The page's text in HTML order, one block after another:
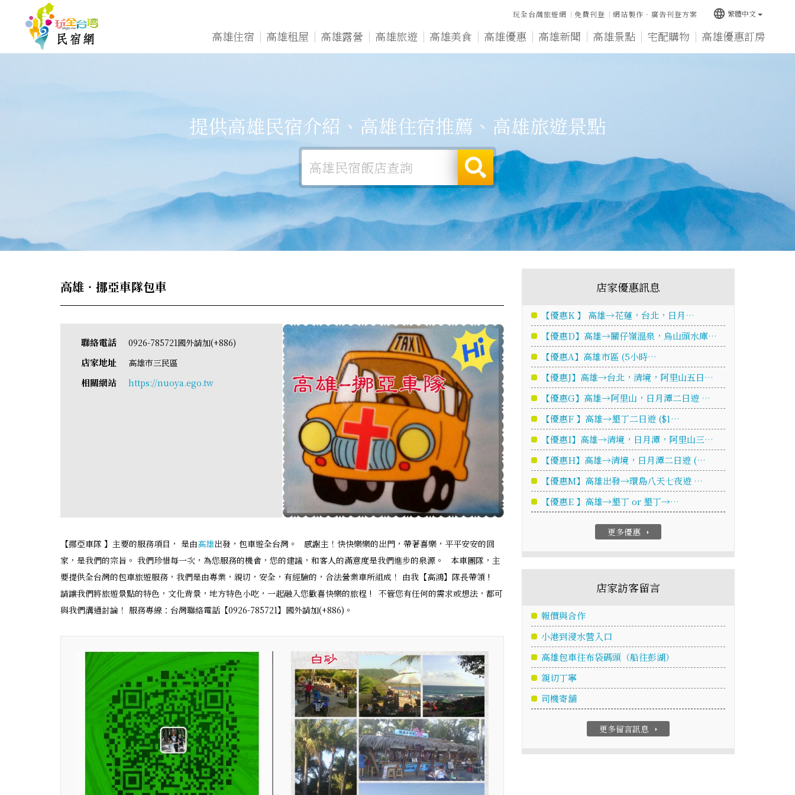
高雄住宿 高雄租屋 高雄露營 高雄旅遊 高雄美食 高雄優惠 高雄新聞 高雄景點 宅配購物 高雄優惠訂房
玩全台灣旅遊網 免費刊登 網站製作‧廣告刊登方案 language 繁體中文
提供高雄民宿介紹、高雄住宿推薦、高雄旅遊景點
高雄‧挪亞車隊包車
聯絡電話 0926-785721國外請加(+886)
店家地址 高雄市三民區
相關網站 https://nuoya.ego.tw
【挪亞車隊 】主要的服務項目， 是由高雄出發，包車遊全台灣。 感謝主！快快樂樂的出門，帶著喜樂，平平安安的回
家，是我們的宗旨。 我們珍惜每一次，為您服務的機會，您的建議，和客人的滿意度是我們進步的泉源。 本車團隊，主
要提供全台灣的包車旅遊服務，我們是由專業，親切，安全，有經驗的，合法營業車所組成！ 由我【高鴻】隊長帶領 !
請讓我們將旅遊景點的特色，文化背景，地方特色小吃，一起融入您歡喜快樂的旅程 ! 不管您有任何的需求或想法，都可
與我們溝通討論！ 服務專線：台灣聯絡電話【0926-785721】國外請加(+886)。
店家優惠訊息
【優惠K 】 高雄→花蓮，台北，日月…
【優惠D】高雄→關仔嶺溫泉，烏山頭水庫…
【優惠A】高雄市區 (5小時…
【優惠J】高雄→台北，清境，阿里山五日…
【優惠G】高雄→阿里山，日月潭二日遊 …
【優惠F 】高雄→墾丁二日遊 ($1…
【優惠I】高雄→清境，日月潭，阿里山三…
【優惠H】高雄→清境，日月潭二日遊 (…
【優惠M】高雄出發→環島八天七夜遊 …
【優惠E 】高雄→墾丁 or 墾丁→…
更多優惠 arrow_right
店家訪客留言
報價與合作
小港到浸水营入口
高雄包車往布袋碼頭（船往彭湖）
親切丁寧
司機寄舖
更多留言訊息 arrow_right